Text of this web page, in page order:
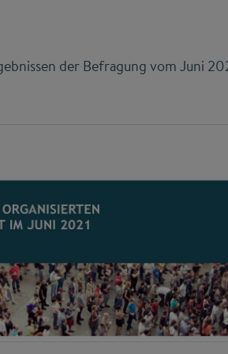
der Befragung vom Juni